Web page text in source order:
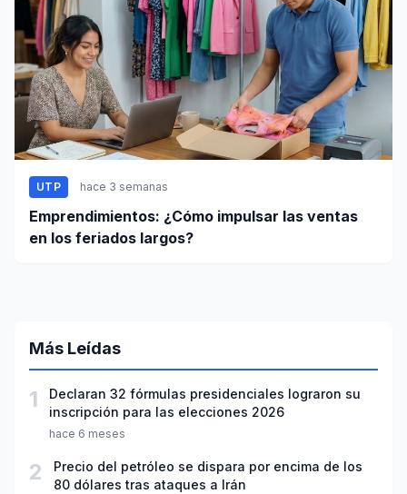
UTP hace 3 semanas
Emprendimientos: ¿Cómo impulsar las ventas
en los feriados largos?
Más Leídas
1
Declaran 32 fórmulas presidenciales lograron su
inscripción para las elecciones 2026
hace 6 meses
2
Precio del petróleo se dispara por encima de los
80 dólares tras ataques a Irán